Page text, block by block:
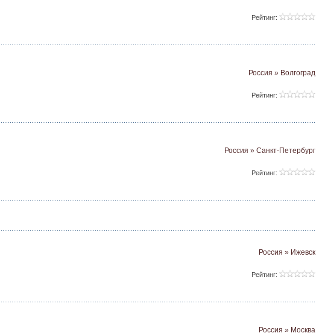
Рейтинг:
Россия » Волгоград
Рейтинг:
Россия » Санкт-Петербург
Рейтинг:
Россия » Ижевск
Рейтинг:
Россия » Москва